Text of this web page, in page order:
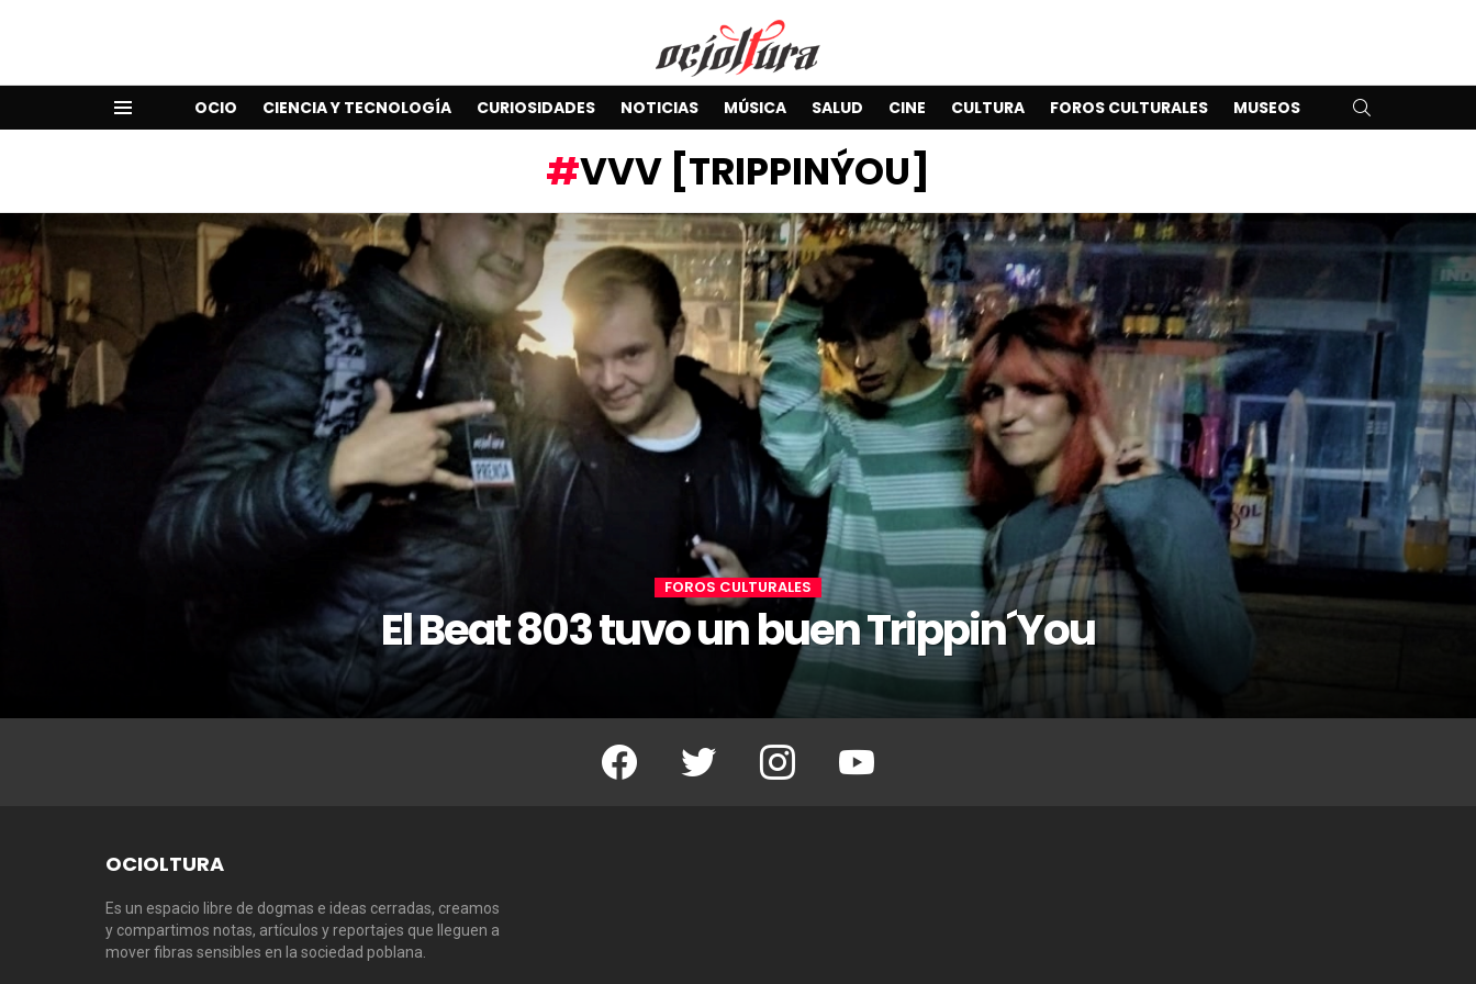
OCIO CIENCIA Y TECNOLOGÍA CURIOSIDADES NOTICIAS MÚSICA SALUD CINE CULTURA FOROS CULTURALES MUSEOS
VVV [TRIPPINÝOU]
FOROS CULTURALES
El Beat 803 tuvo un buen Trippin´You
Facebook Twitter Instagram Youtube
OCIOLTURA
Es un espacio libre de dogmas e ideas cerradas, creamos
y compartimos notas, artículos y reportajes que lleguen a
mover fibras sensibles en la sociedad poblana.